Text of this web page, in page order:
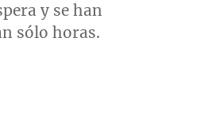
y se han
sólo horas.